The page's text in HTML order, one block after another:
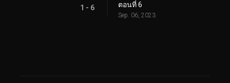
1 - 6 ตอนที่ 6
Sep. 06, 2023